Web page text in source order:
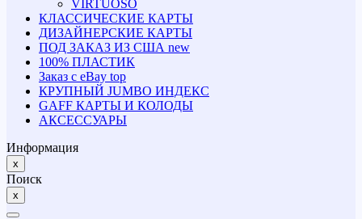
VIRTUOSO
КЛАССИЧЕСКИЕ КАРТЫ
ДИЗАЙНЕРСКИЕ КАРТЫ
ПОД ЗАКАЗ ИЗ США new
100% ПЛАСТИК
Заказ с eBay top
КРУПНЫЙ JUMBO ИНДЕКС
GAFF КАРТЫ И КОЛОДЫ
АКСЕССУАРЫ
Информация
x
Поиск
x